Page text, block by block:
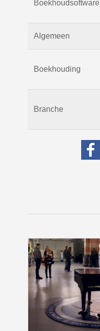
Boekhoudsoftware
Algemeen
Boekhouding
Branche